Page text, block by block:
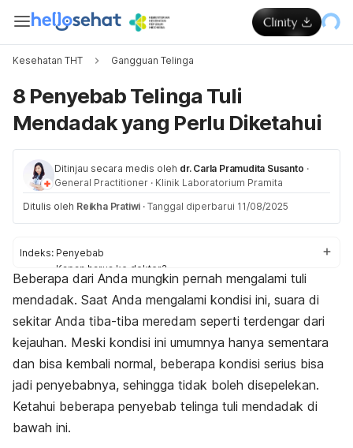
Kesehatan THT Gangguan Telinga
8 Penyebab Telinga Tuli
Mendadak yang Perlu Diketahui
Ditinjau secara medis oleh dr. Carla Pramudita Susanto ·
General Practitioner · Klinik Laboratorium Pramita
Ditulis oleh Reikha Pratiwi · Tanggal diperbarui 11/08/2025
Indeks: Penyebab
Kapan harus ke dokter?
Beberapa dari Anda mungkin pernah mengalami tuli
mendadak. Saat Anda mengalami kondisi ini, suara di
sekitar Anda tiba-tiba meredam seperti terdengar dari
kejauhan. Meski kondisi ini umumnya hanya sementara
dan bisa kembali normal, beberapa kondisi serius bisa
jadi penyebabnya, sehingga tidak boleh disepelekan.
Ketahui beberapa penyebab telinga tuli mendadak di
bawah ini.